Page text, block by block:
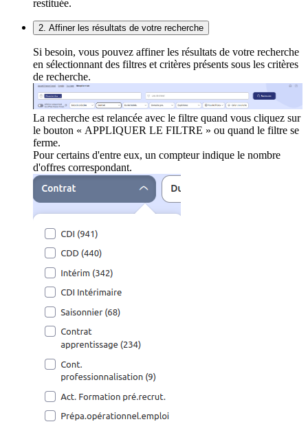
restituée.
2. Affiner les résultats de votre recherche
Si besoin, vous pouvez affiner les résultats de votre recherche
en sélectionnant des filtres et critères présents sous les critères
de recherche.
La recherche est relancée avec le filtre quand vous cliquez sur
le bouton « APPLIQUER LE FILTRE » ou quand le filtre se
ferme.
Pour certains d'entre eux, un compteur indique le nombre
d'offres correspondant.